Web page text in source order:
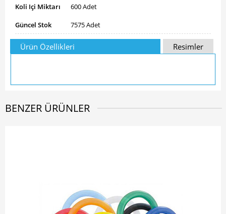
Koli Içi Miktarı
600 Adet
Güncel Stok
7575 Adet
Ürün Özellikleri Resimler
BENZER ÜRÜNLER